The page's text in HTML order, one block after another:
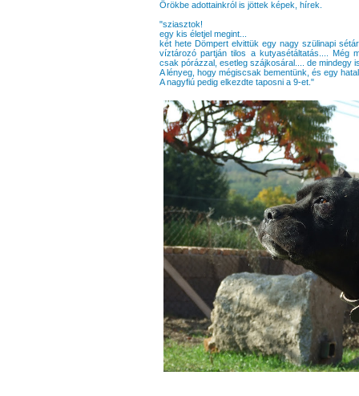
Örökbe adottainkról is jöttek képek, hírek.
"sziasztok!
egy kis életjel megint...
két hete Dömpert elvittük egy nagy szülinapi
víztározó partján tilos a kutyasétáltatás.... Még
csak pórázzal, esetleg szájkosáral.... de mindegy
A lényeg, hogy mégiscsak bementünk, és egy
A nagyfiú pedig elkezdte taposni a 9-et."